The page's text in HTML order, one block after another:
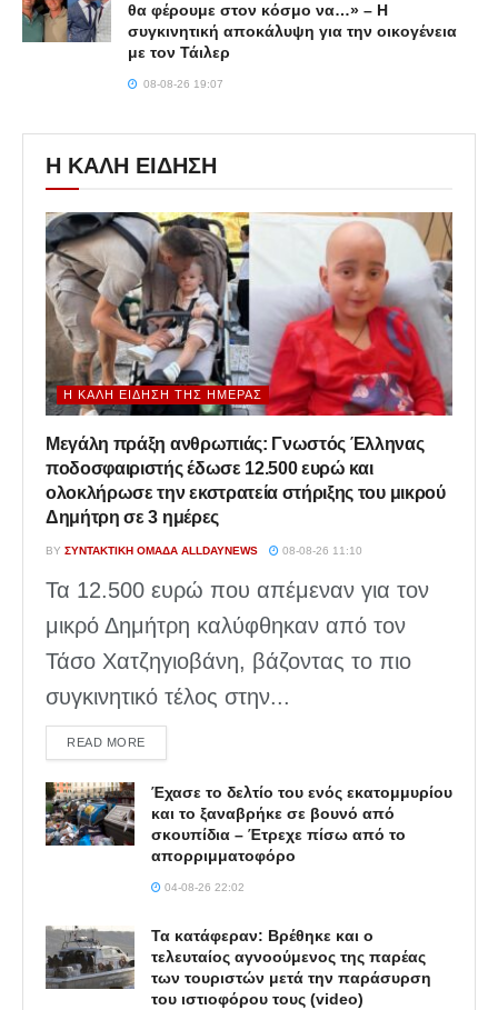
θα φέρουμε στον κόσμο να…» – Η
συγκινητική αποκάλυψη για την οικογένεια
με τον Τάιλερ
08-08-26 19:07
Η ΚΑΛΗ ΕΙΔΗΣΗ
Η ΚΑΛΉ ΕΊΔΗΣΗ ΤΗΣ ΗΜΈΡΑΣ
Μεγάλη πράξη ανθρωπιάς: Γνωστός Έλληνας
ποδοσφαιριστής έδωσε 12.500 ευρώ και
ολοκλήρωσε την εκστρατεία στήριξης του μικρού
Δημήτρη σε 3 ημέρες
BY ΣΥΝΤΑΚΤΙΚΉ ΟΜΆΔΑ ALLDAYNEWS 08-08-26 11:10
Τα 12.500 ευρώ που απέμεναν για τον
μικρό Δημήτρη καλύφθηκαν από τον
Τάσο Χατζηγιοβάνη, βάζοντας το πιο
συγκινητικό τέλος στην...
READ MOREDETAILS
Έχασε το δελτίο του ενός εκατομμυρίου
και το ξαναβρήκε σε βουνό από
σκουπίδια – Έτρεχε πίσω από το
απορριμματοφόρο
04-08-26 22:02
Τα κατάφεραν: Βρέθηκε και ο
τελευταίος αγνοούμενος της παρέας
των τουριστών μετά την παράσυρση
του ιστιοφόρου τους (video)